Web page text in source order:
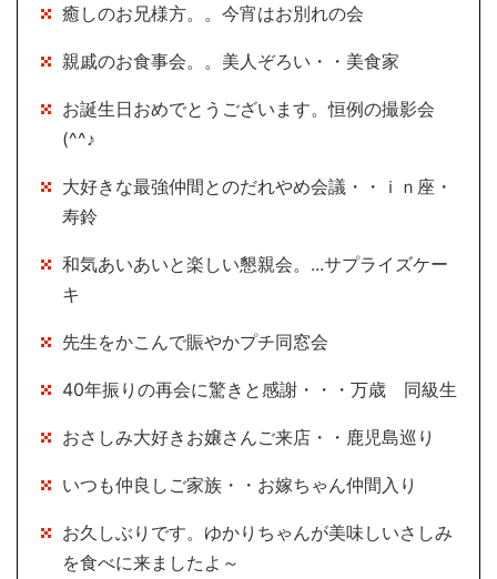
癒しのお兄様方。。今宵はお別れの会
親戚のお食事会。。美人ぞろい・・美食家
お誕生日おめでとうございます。恒例の撮影会
(^^♪
大好きな最強仲間とのだれやめ会議・・ｉｎ座・
寿鈴
和気あいあいと楽しい懇親会。...サプライズケー
キ
先生をかこんで賑やかプチ同窓会
40年振りの再会に驚きと感謝・・・万歳 同級生
おさしみ大好きお嬢さんご来店・・鹿児島巡り
いつも仲良しご家族・・お嫁ちゃん仲間入り
お久しぶりです。ゆかりちゃんが美味しいさしみ
を食べに来ましたよ～